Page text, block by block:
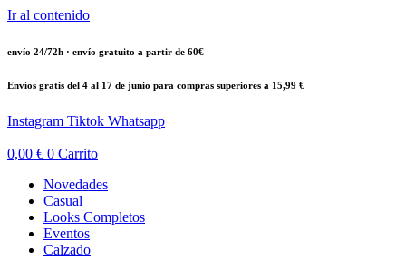
Ir al contenido
envío 24/72h · envío gratuito a partir de 60€
Envíos gratis del 4 al 17 de junio para compras superiores a 15,99 €
Instagram Tiktok Whatsapp
0,00 € 0 Carrito
Novedades
Casual
Looks Completos
Eventos
Calzado